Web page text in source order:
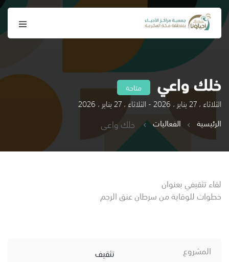
خلك واعي متاحة
الثلاثاء ، 27 يناير ، 2026 - الثلاثاء ، 27 يناير ، 2026
الرئيسية
الفعاليات خلك واعي
لقاء تثقيفي بعنوان
خطوات للوقاية من سرطان عنق الرجم
المشروع
تثقيف